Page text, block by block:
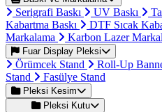
Serigrafi Baskı UV Baskı
Kabartma Baskı
DTF Sıcak
Markalama
Karbon Lazer
Fuar Display Pleksi
Örümcek Stand Roll-Up
Stand
Fasülye Stand
Pleksi Kesim
Pleksi Kutu